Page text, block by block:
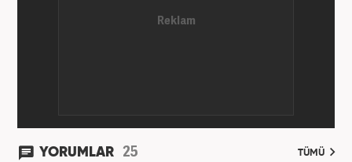
YORUMLAR 25 TÜMÜ